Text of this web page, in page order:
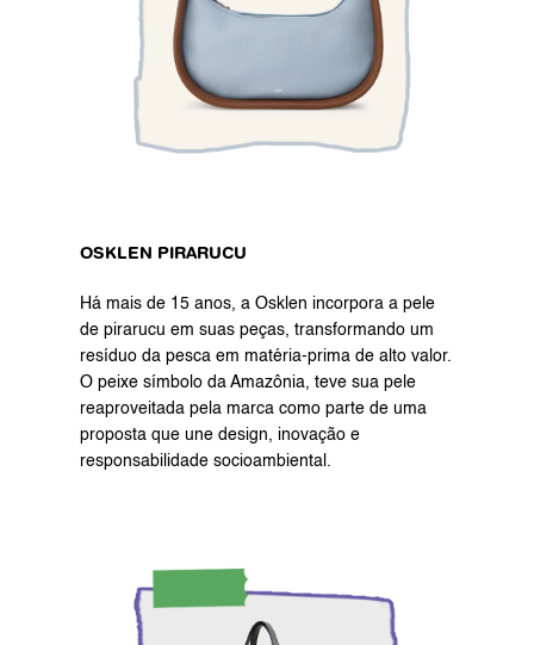
OSKLEN PIRARUCU
Há mais de 15 anos, a Osklen incorpora a pele
de pirarucu em suas peças, transformando um
resíduo da pesca em matéria-prima de alto valor.
O peixe símbolo da Amazônia, teve sua pele
reaproveitada pela marca como parte de uma
proposta que une design, inovação e
responsabilidade socioambiental.